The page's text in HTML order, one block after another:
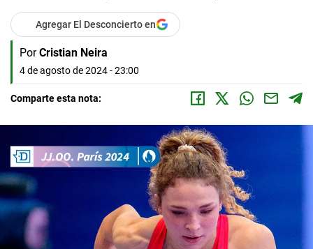
Agregar El Desconcierto en
Por Cristian Neira
4 de agosto de 2024 - 23:00
Comparte esta nota: